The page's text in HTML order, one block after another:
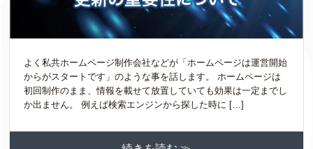
よく私共ホームページ制作会社などが「ホームページは運営開始
からがスタートです」のような事を話します。 ホームページは
初回制作のまま、情報を載せて放置していても効果は一定までし
か出ません。 例えば検索エンジンから探した時に […]